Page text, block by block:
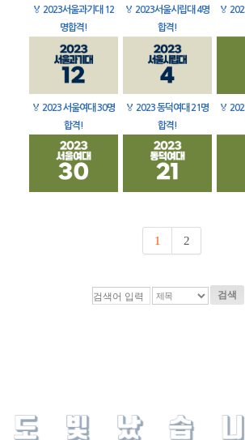
🏅 2023서울과기대 12
명합격!
🏅 2023서울시립대 4명
합격!
🏅
🏅 2023 서울여대 30명
합격!
🏅 2023 동덕여대 21명
합격!
🏅
1 2
검색